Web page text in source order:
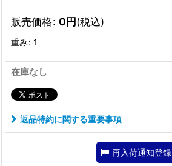
販売価格: 0円(税込)
重み: 1
在庫なし
返品特約に関する重要事項
再入荷通知登録